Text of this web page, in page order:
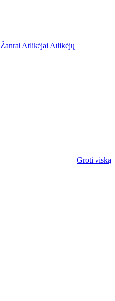
Žanrai Atlikėjai Atlikėjų
Groti viską